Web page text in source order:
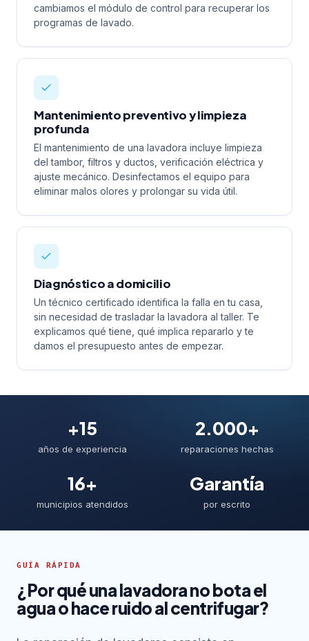
cambiamos el módulo de control para recuperar los
programas de lavado.
Mantenimiento preventivo y limpieza
profunda
El mantenimiento de una lavadora incluye limpieza
del tambor, filtros y ductos, verificación eléctrica y
ajuste mecánico. Desinfectamos el equipo para
eliminar malos olores y prolongar su vida útil.
Diagnóstico a domicilio
Un técnico certificado identifica la falla en tu casa,
sin necesidad de trasladar la lavadora al taller. Te
explicamos qué tiene, qué implica repararlo y te
damos el presupuesto antes de empezar.
+15
años de experiencia
2.000+
reparaciones hechas
16+
municipios atendidos
Garantía
por escrito
GUÍA RÁPIDA
¿Por qué una lavadora no bota el
agua o hace ruido al centrifugar?